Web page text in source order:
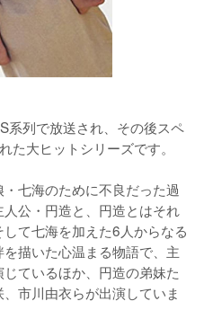
系列で放送され、その後スペ
た大ヒットシリーズです。
七海のために不良だった過
公・円造と、円造とはそれ
て七海を加えた6人からなる
描いた心温まる物語で、主
ているほか、円造の弟妹た
市川由衣らが出演していま